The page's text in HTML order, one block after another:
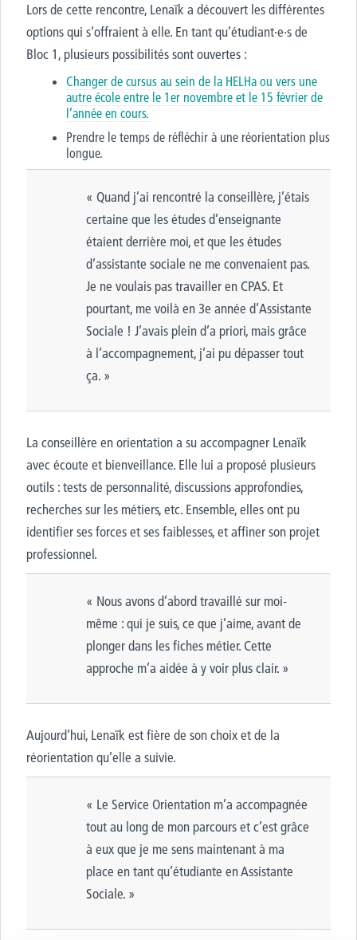
Lors de cette rencontre, Lenaïk a découvert les différentes
options qui s’offraient à elle. En tant qu’étudiant·e·s de
Bloc 1, plusieurs possibilités sont ouvertes :
Changer de cursus au sein de la HELHa ou vers une
autre école entre le 1er novembre et le 15 février de
l’année en cours.
Prendre le temps de réfléchir à une réorientation plus
longue.
« Quand j’ai rencontré la conseillère, j’étais
certaine que les études d’enseignante
étaient derrière moi, et que les études
d’assistante sociale ne me convenaient pas.
Je ne voulais pas travailler en CPAS. Et
pourtant, me voilà en 3e année d’Assistante
Sociale ! J’avais plein d’a priori, mais grâce
à l’accompagnement, j’ai pu dépasser tout
ça. »
La conseillère en orientation a su accompagner Lenaïk
avec écoute et bienveillance. Elle lui a proposé plusieurs
outils : tests de personnalité, discussions approfondies,
recherches sur les métiers, etc. Ensemble, elles ont pu
identifier ses forces et ses faiblesses, et affiner son projet
professionnel.
« Nous avons d’abord travaillé sur moi-
même : qui je suis, ce que j’aime, avant de
plonger dans les fiches métier. Cette
approche m’a aidée à y voir plus clair. »
Aujourd’hui, Lenaïk est fière de son choix et de la
réorientation qu’elle a suivie.
« Le Service Orientation m’a accompagnée
tout au long de mon parcours et c’est grâce
à eux que je me sens maintenant à ma
place en tant qu’étudiante en Assistante
Sociale. »